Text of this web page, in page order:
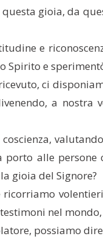
gioia, da
e
e
ci
a nostra
alle persone
gioia del Signore?
nel
possiamo